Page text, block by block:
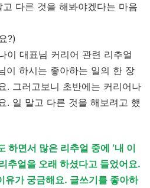
다른 것을 해봐야겠다는 마음
?)
이 대표님 커리어 관련 리추얼
이 하시는 좋아하는 일의 한 장
. 그러고보니 초반에는 커리어나
. 일 말고 다른 것을 해보려고 했
하면서 많은 리추얼 중에 ‘내 이
추얼을 오래 하셨다고 들었어요.
유가 궁금해요. 글쓰기를 좋아하